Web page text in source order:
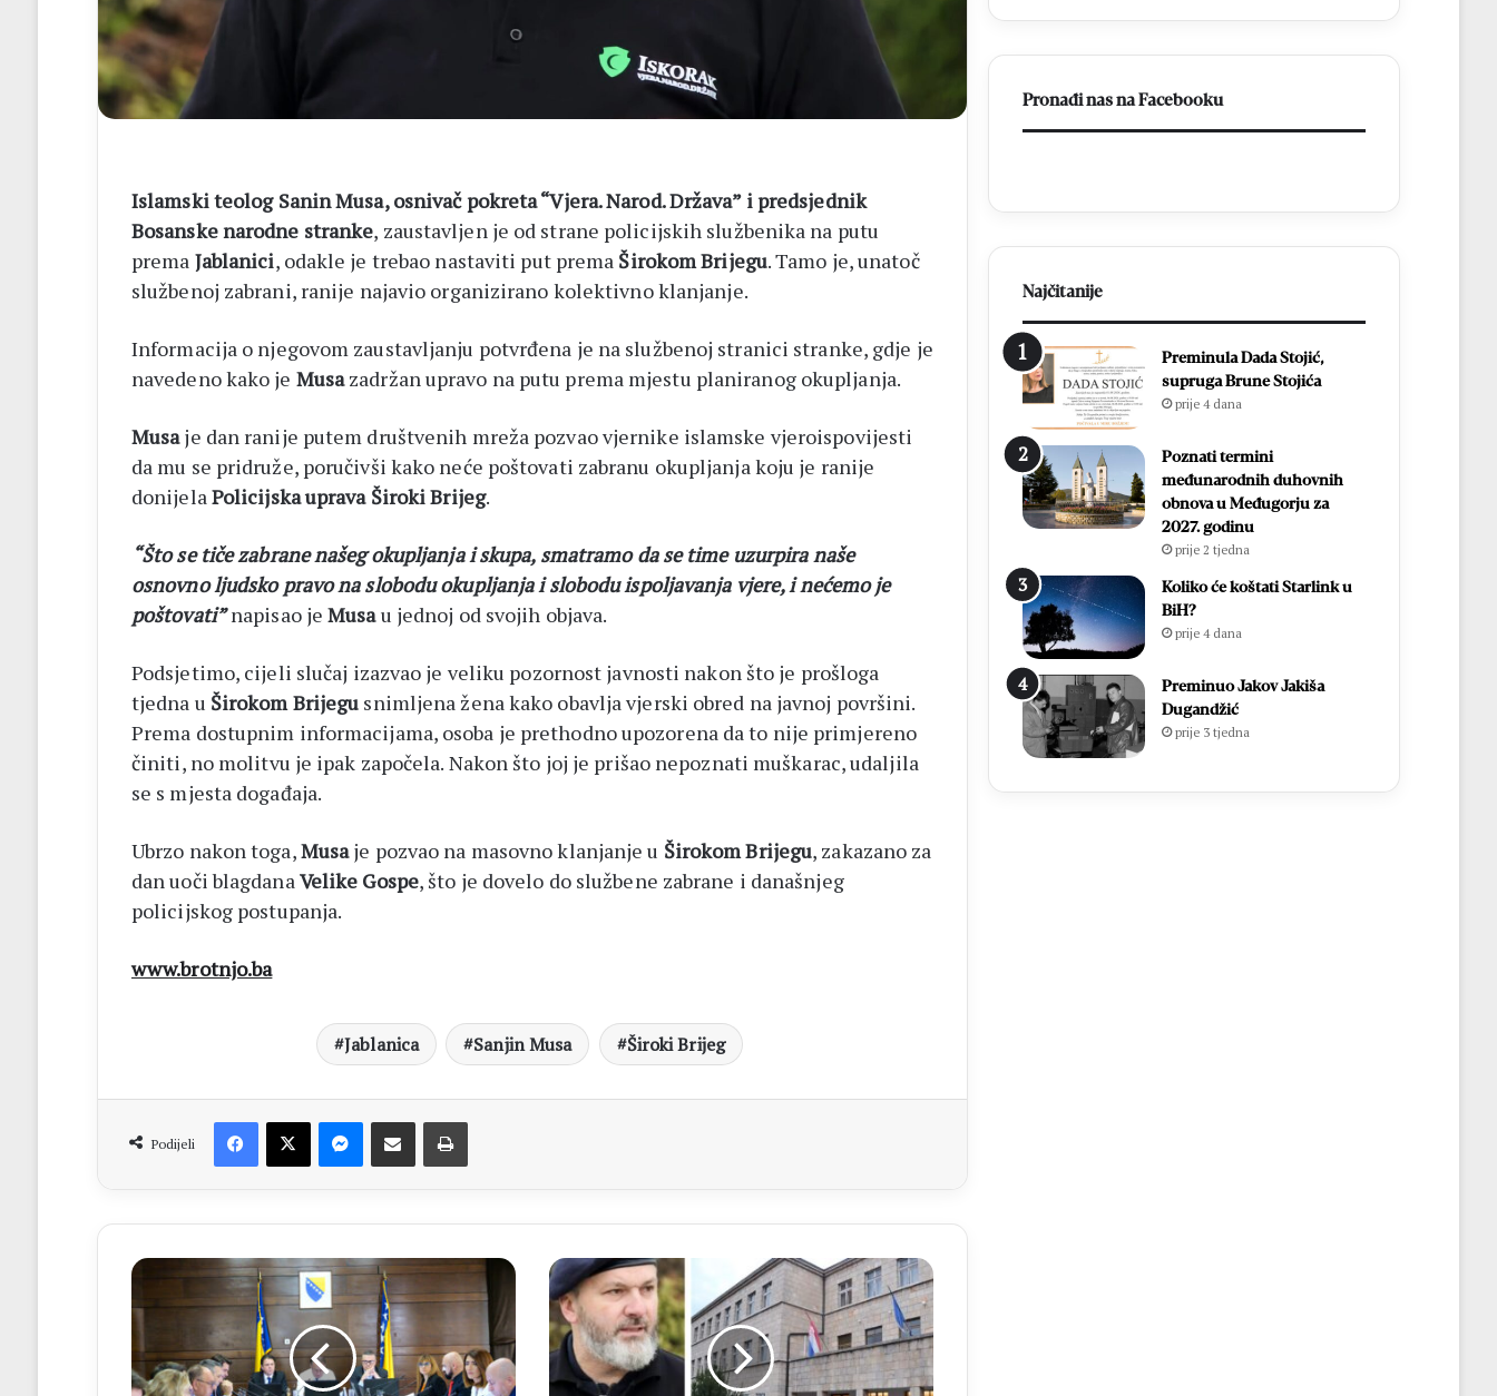
Islamski teolog Sanin Musa, osnivač pokreta “Vjera. Narod. Država” i predsjednik
Bosanske narodne stranke, zaustavljen je od strane policijskih službenika na putu
prema Jablanici, odakle je trebao nastaviti put prema Širokom Brijegu. Tamo je, unatoč
službenoj zabrani, ranije najavio organizirano kolektivno klanjanje.
Informacija o njegovom zaustavljanju potvrđena je na službenoj stranici stranke, gdje je
navedeno kako je Musazadržan upravo na putu prema mjestu planiranog okupljanja.
Musaje dan ranije putem društvenih mreža pozvao vjernike islamske vjeroispovijesti
da mu se pridruže, poručivši kako neće poštovati zabranu okupljanja koju je ranije
donijela Policijska uprava Široki Brijeg.
“Što se tiče zabrane našeg okupljanja i skupa, smatramo da se time uzurpira naše
osnovno ljudsko pravo na slobodu okupljanja i slobodu ispoljavanja vjere, i nećemo je
poštovati”napisao jeMusau jednoj od svojih objava.
Podsjetimo, cijeli slučaj izazvao je veliku pozornost javnosti nakon što je prošloga
tjedna u Širokom Brijegu snimljena žena kako obavlja vjerski obred na javnoj površini.
Prema dostupnim informacijama, osoba je prethodno upozorena da to nije primjereno
činiti, no molitvu je ipak započela. Nakon što joj je prišao nepoznati muškarac, udaljila
se s mjesta događaja.
Ubrzo nakon toga,Musaje pozvao na masovno klanjanje u Širokom Brijegu, zakazano za
dan uoči blagdana Velike Gospe, što je dovelo do službene zabrane i današnjeg
policijskog postupanja.
www.brotnjo.ba
Jablanica Sanjin Musa Široki Brijeg
Podijeli
Facebook
X MessengerDijeli putem Emaila Printaj
VLADA
Usvojena
lista
korisnika
ŠIROKI
BRIJEG
Nema
razloga
za
paniku,
otvorila
prema
miru
Pronađi nas na Facebooku
Najčitanije
Preminula Dada Stojić,
supruga Brune Stojića
prije 4 dana
Poznati termini
međunarodnih duhovnih
obnova u Međugorju za
2027. godinu
prije 2 tjedna
Koliko će koštati Starlink u
BiH?
prije 4 dana
Preminuo Jakov Jakiša
Dugandžić
prije 3 tjedna